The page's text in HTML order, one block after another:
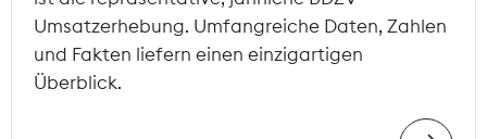
Umsatzerhebung. Umfangreiche Daten, Zahlen
und Fakten liefern einen einzigartigen
Überblick.